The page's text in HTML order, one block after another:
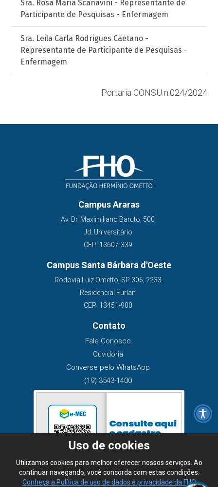
Sra. Rosa Maria Scanavini - Representante de
Participante de Pesquisas - Enfermagem
Sra. Leila Carla Rodrigues Caetano -
Representante de Participante de Pesquisas -
Enfermagem
Portaria CONSU n.024/2024
Campus Araras
Av. Dr. Maximiliano Baruto, 500
Jd. Universitário
CEP: 13607-339
Campus Santa Bárbara d'Oeste
Rodovia Luiz Ometto, SP 306, 2233
Residencial Furlan
CEP: 13451-900
Contato
Fale Conosco
Ouvidoria
Converse pelo WhatsApp
(19) 3543-1400
Uso de cookies
Utilizamos cookies para melhor oferecer nossos serviços. Ao
continuar navegando, você concorda com estas condições.
Conheça a Política de uso de dados e privacidade da FHO